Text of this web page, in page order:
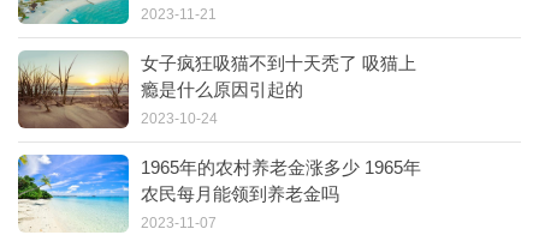
2023-11-21
女子疯狂吸猫不到十天秃了 吸猫上
瘾是什么原因引起的
2023-10-24
1965年的农村养老金涨多少 1965年
农民每月能领到养老金吗
2023-11-07